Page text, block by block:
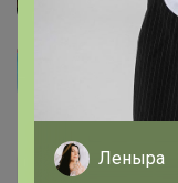
Леныра